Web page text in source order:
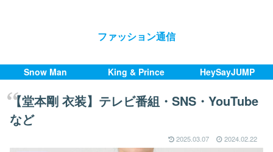
ファッション通信
Snow Man King & Prince HeySayJUMP
【堂本剛 衣装】テレビ番組・SNS・YouTube
など
2025.03.07 2024.02.22